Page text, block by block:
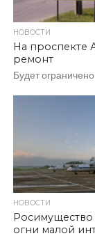
НОВОСТИ
На проспекте
ремонт
Будет
НОВОСТИ
огни малой